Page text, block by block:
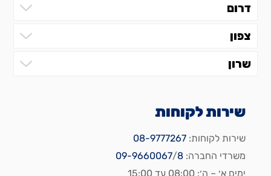
דרום
צפון
שרון
שירות לקוחות
שירות לקוחות:08-9777267
משרדי החברה:
09-9660067/8
ימים א׳ – ה׳: 08:00 עד 15:00